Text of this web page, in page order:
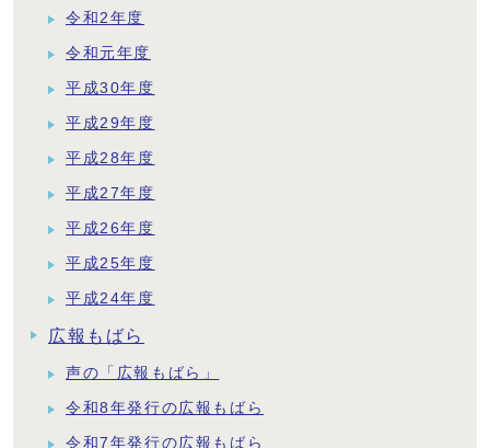
令和2年度
令和元年度
平成30年度
平成29年度
平成28年度
平成27年度
平成26年度
平成25年度
平成24年度
広報もばら
声の「広報もばら」
令和8年発行の広報もばら
令和7年発行の広報もばら